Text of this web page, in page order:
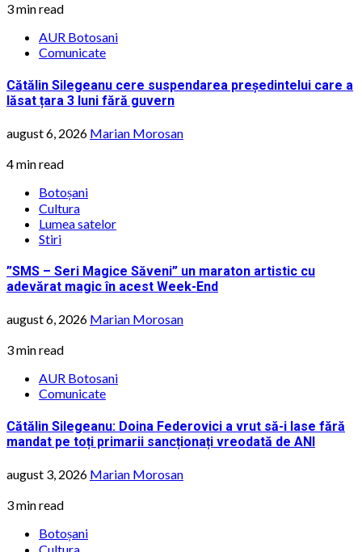
3 min read
AUR Botosani
Comunicate
Cătălin Silegeanu cere suspendarea președintelui care a
lăsat țara 3 luni fără guvern
august 6, 2026 Marian Morosan
4 min read
Botoșani
Cultura
Lumea satelor
Stiri
”SMS – Seri Magice Săveni” un maraton artistic cu
adevărat magic în acest Week-End
august 6, 2026 Marian Morosan
3 min read
AUR Botosani
Comunicate
Cătălin Silegeanu: Doina Federovici a vrut să-i lase fără
mandat pe toți primarii sancționați vreodată de ANI
august 3, 2026 Marian Morosan
3 min read
Botoșani